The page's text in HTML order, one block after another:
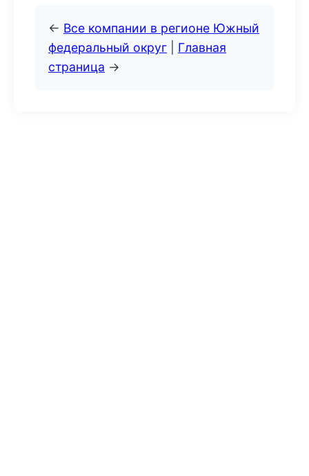
← Все компании в регионе Южный
федеральный округ
Главная
страница →